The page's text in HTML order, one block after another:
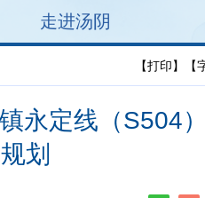
走进汤阴
【打印】 【
永定线（S504
划